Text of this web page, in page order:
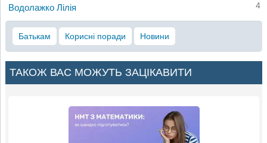
Водолажко Лілія 4
Батькам Корисні поради Новини
ТАКОЖ ВАС МОЖУТЬ ЗАЦІКАВИТИ